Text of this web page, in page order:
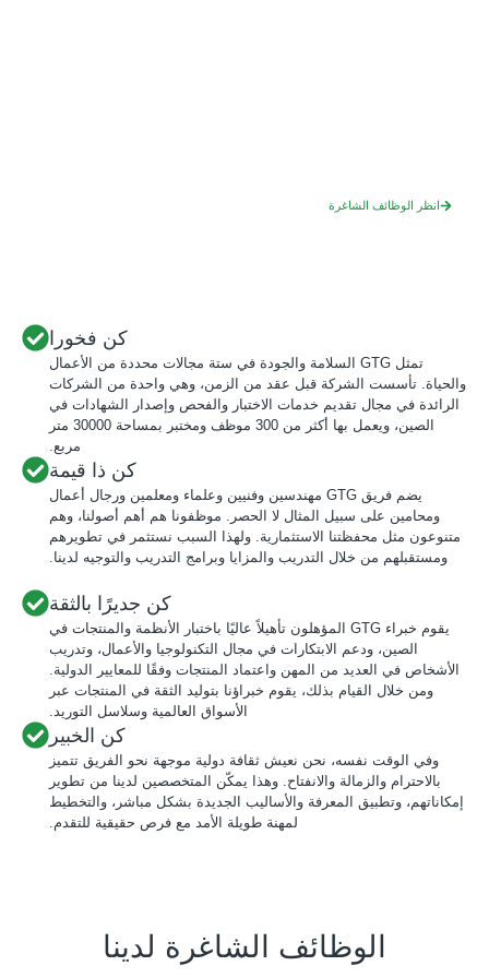
انظر الوظائف الشاغرة
كن فخورا
تمثل GTG السلامة والجودة في ستة مجالات محددة من الأعمال
والحياة. تأسست الشركة قبل عقد من الزمن، وهي واحدة من الشركات
الرائدة في مجال تقديم خدمات الاختبار والفحص وإصدار الشهادات في
الصين، ويعمل بها أكثر من 300 موظف ومختبر بمساحة 30000 متر
مربع.
كن ذا قيمة
يضم فريق GTG مهندسين وفنيين وعلماء ومعلمين ورجال أعمال
ومحامين على سبيل المثال لا الحصر. موظفونا هم أهم أصولنا، وهم
متنوعون مثل محفظتنا الاستثمارية. ولهذا السبب نستثمر في تطويرهم
ومستقبلهم من خلال التدريب والمزايا وبرامج التدريب والتوجيه لدينا.
كن جديرًا بالثقة
يقوم خبراء GTG المؤهلون تأهيلاً عاليًا باختبار الأنظمة والمنتجات في
الصين، ودعم الابتكارات في مجال التكنولوجيا والأعمال، وتدريب
الأشخاص في العديد من المهن واعتماد المنتجات وفقًا للمعايير الدولية.
ومن خلال القيام بذلك، يقوم خبراؤنا بتوليد الثقة في المنتجات عبر
الأسواق العالمية وسلاسل التوريد.
كن الخبير
وفي الوقت نفسه، نحن نعيش ثقافة دولية موجهة نحو الفريق تتميز
بالاحترام والزمالة والانفتاح. وهذا يمكّن المتخصصين لدينا من تطوير
إمكاناتهم، وتطبيق المعرفة والأساليب الجديدة بشكل مباشر، والتخطيط
لمهنة طويلة الأمد مع فرص حقيقية للتقدم.
الوظائف الشاغرة لدينا